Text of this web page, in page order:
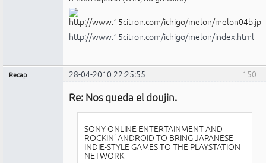
http://www.15citron.com/ichigo/melon/index.html
150
Recap 28-04-2010 22:25:55
Re: Nos queda el doujin.
SONY ONLINE ENTERTAINMENT AND
ROCKIN’ ANDROID TO BRING JAPANESE
INDIE-STYLE GAMES TO THE PLAYSTATION
NETWORK